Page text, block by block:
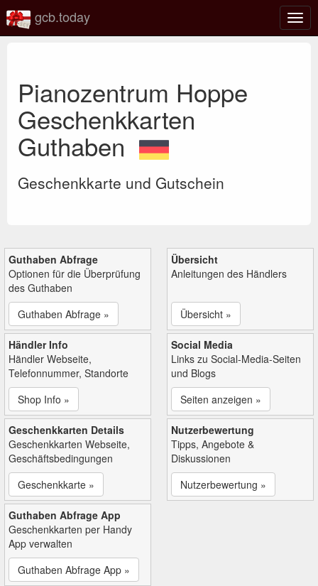
gcb.today
Pianozentrum Hoppe
Geschenkkarten
Guthaben
Geschenkkarte und Gutschein
Guthaben Abfrage
Optionen für die Überprüfung
des Guthaben
Guthaben Abfrage »
Übersicht
Anleitungen des Händlers
Übersicht »
Händler Info
Händler Webseite,
Telefonnummer, Standorte
Shop Info »
Social Media
Links zu Social-Media-Seiten
und Blogs
Seiten anzeigen »
Geschenkkarten Details
Geschenkkarten Webseite,
Geschäftsbedingungen
Geschenkkarte »
Nutzerbewertung
Tipps, Angebote &
Diskussionen
Nutzerbewertung »
Guthaben Abfrage App
Geschenkkarten per Handy
App verwalten
Guthaben Abfrage App »